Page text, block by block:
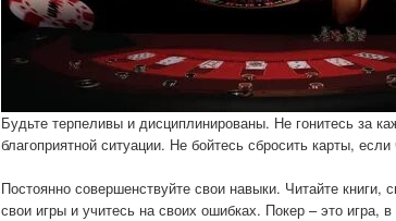
Будьте терпеливы и дисциплинированы. Не гонитесь за
благоприятной ситуации. Не бойтесь сбросить карты,
Постоянно совершенствуйте свои навыки. Читайте
свои игры и учитесь на своих ошибках. Покер – это игра,